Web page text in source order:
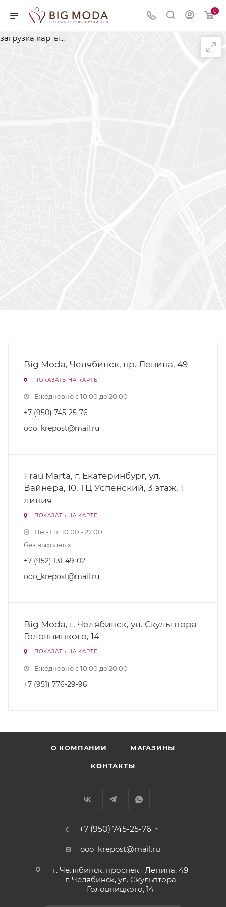
0
загрузка карты...
Big Moda, Челябинск, пр. Ленина, 49
ПОКАЗАТЬ НА КАРТЕ
Ежедневно с 10:00 до 20:00
+7 (950) 745-25-76
ooo_krepost@mail.ru
Frau Marta, г. Екатеринбург, ул.
Вайнера, 10, ТЦ Успенский, 3 этаж, 1
линия
ПОКАЗАТЬ НА КАРТЕ
Пн - Пт: 10.00 - 22.00
без выходных
+7 (952) 131-49-02
ooo_krepost@mail.ru
Big Moda, г. Челябинск, ул. Скульптора
Головницкого, 14
ПОКАЗАТЬ НА КАРТЕ
Ежедневно с 10:00 до 20:00
+7 (951) 776-29-96
О КОМПАНИИ МАГАЗИНЫ
КОНТАКТЫ
+7 (950) 745-25-76
ooo_krepost@mail.ru
г. Челябинск, проспект Ленина, 49
г. Челябинск, ул. Скульптора
Головницкого, 14